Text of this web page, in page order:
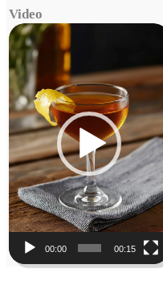
Video
Video
Player
00:00 00:15